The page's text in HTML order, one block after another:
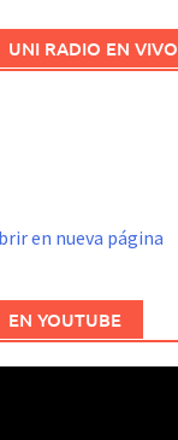
UNI RADIO EN VIVO
en nueva página
EN YOUTUBE